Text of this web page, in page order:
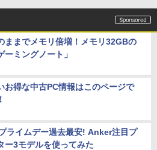
ままでメモリ倍増！メモリ32GBの
ーミングノート」
お得な中古PC情報はこのページで
ライムデー過去最安! Anker注目プ
ー3モデルを使ってみた